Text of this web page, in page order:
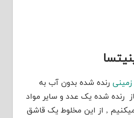
رنده شده بدون آب به
رنده شده یک عدد و سایر مواد
, از این مخلوط یک قاشق